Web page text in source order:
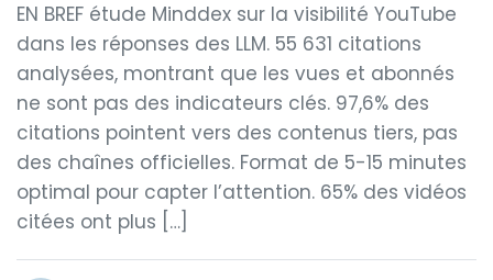
EN BREF étude Minddex sur la visibilité YouTube
dans les réponses des LLM. 55 631 citations
analysées, montrant que les vues et abonnés
ne sont pas des indicateurs clés. 97,6% des
citations pointent vers des contenus tiers, pas
des chaînes officielles. Format de 5-15 minutes
optimal pour capter l’attention. 65% des vidéos
citées ont plus […]